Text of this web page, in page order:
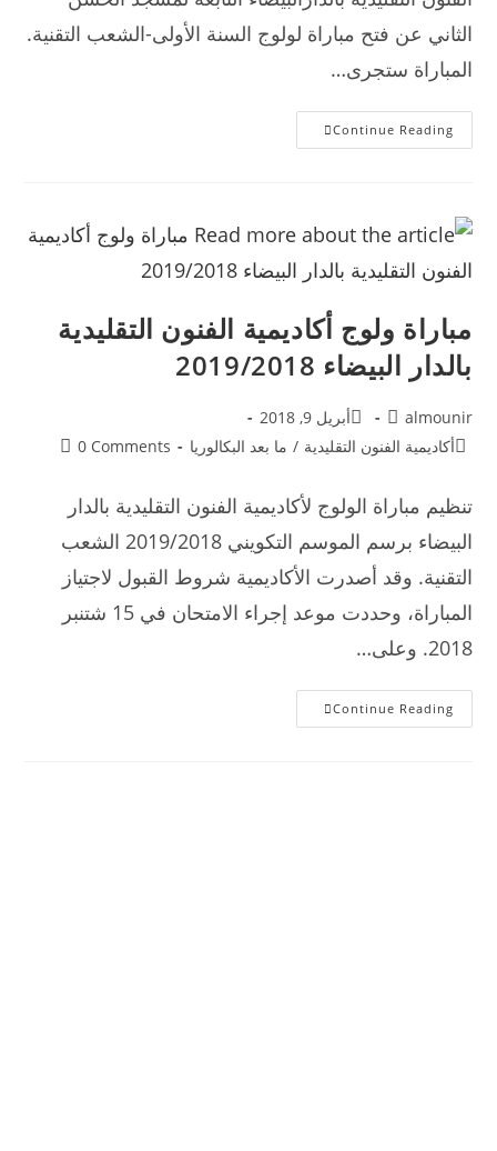
الثاني عن فتح مباراة لولوج السنة الأولى-الشعب التقنية.
المباراة ستجرى…
Continue Readingمباراة
ولوج
2020/2019
مباراة ولوج أكاديمية الفنون التقليدية
بالدار البيضاء 2019/2018
Post
author:
almounir
Post
published:
أبريل 9, 2018
Postأكاديمية الفنون التقليدية / ما بعد البكالوريا
Post
0 Comments
تنظيم مباراة الولوج لأكاديمية الفنون التقليدية بالدار
البيضاء برسم الموسم التكويني 2019/2018 الشعب
التقنية. وقد أصدرت الأكاديمية شروط القبول لاجتياز
المباراة، وحددت موعد إجراء الامتحان في 15 شتنبر
2018. وعلى…
Continue Readingمباراة
ولوج